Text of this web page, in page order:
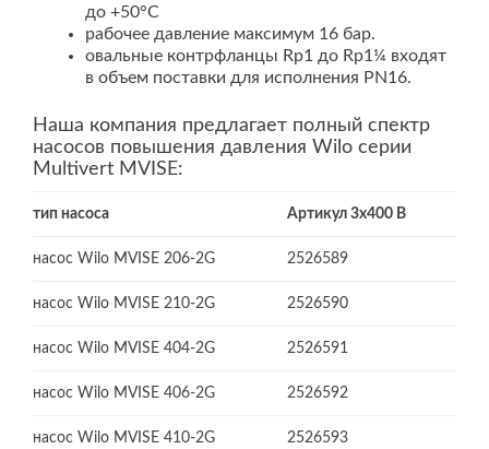
до +50°C
рабочее давление максимум 16 бар.
овальные контрфланцы Rp1 до Rp1¼ входят
в объем поставки для исполнения PN16.
Наша компания предлагает полный спектр
насосов повышения давления Wilo серии
Multivert MVISE:
тип насоса Артикул 3х400 В
насос Wilo MVISE 206-2G 2526589
насос Wilo MVISE 210-2G 2526590
насос Wilo MVISE 404-2G 2526591
насос Wilo MVISE 406-2G 2526592
насос Wilo MVISE 410-2G 2526593